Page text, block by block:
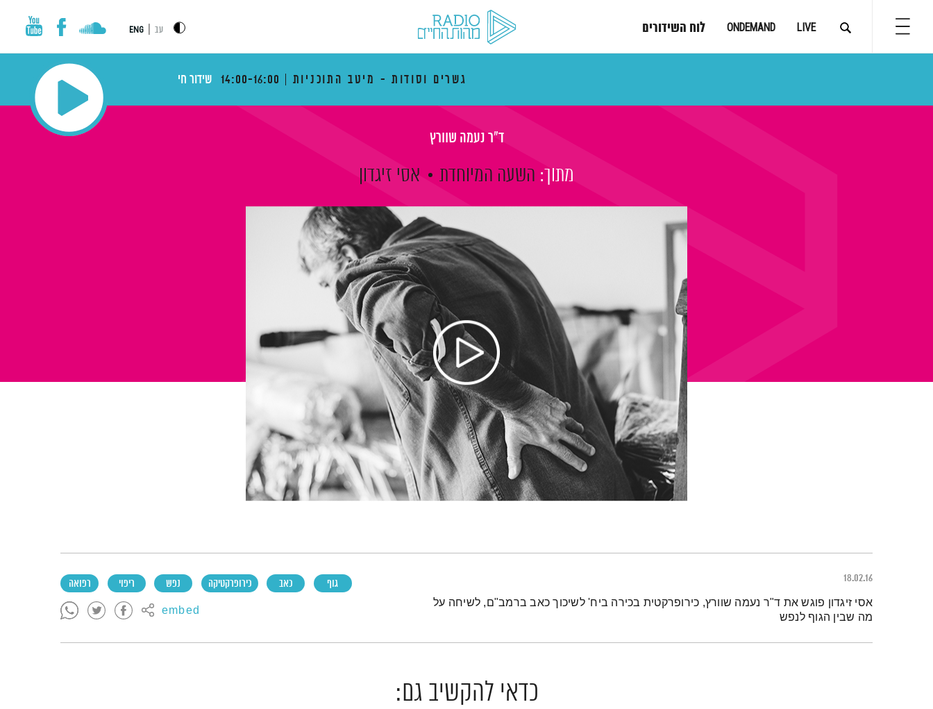
LIVE
ONDEMAND לוח השידורים עב ENG
גשרים וסודות - מיטב התוכניות 14:00-16:00 שידור חי
ד"ר נעמה שוורץ
מתוך: השעה המיוחדת אסי זיגדון
18.02.16 גוף כאב כירופרקטיקה נפש ריפוי רפואה
embed תמצית הפודקאסט
אסי זיגדון פוגש את ד"ר נעמה שוורץ, כירופרקטית בכירה ביח' לשיכוך כאב ברמב"ם, לשיחה על
מה שבין הגוף לנפש‎
כדאי להקשיב גם: